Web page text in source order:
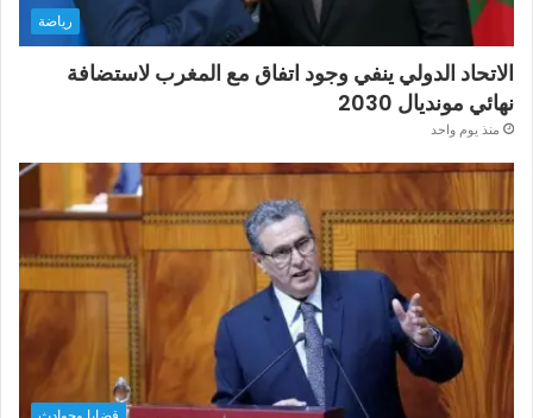
رياضة
الاتحاد الدولي ينفي وجود اتفاق مع المغرب لاستضافة
نهائي مونديال 2030
منذ يوم واحد